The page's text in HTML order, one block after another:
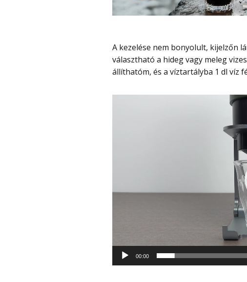
A kezelése nem bonyolult, kijelzőn látszanak az alapinformációk, és külön
választható a hideg vagy meleg
állíthatóm, és a víztartályba 1 dl víz
00:00